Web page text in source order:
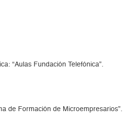
“Aulas Fundación Telefónica”.
de Formación de Microempresarios”.